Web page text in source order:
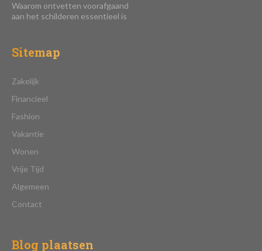
Waarom ontvetten voorafgaand
aan het schilderen essentieel is
Sitemap
Zakelijk
Financieel
Fashion
Vakantie
Wonen
Vrije Tijd
Algemeen
Contact
Blog plaatsen